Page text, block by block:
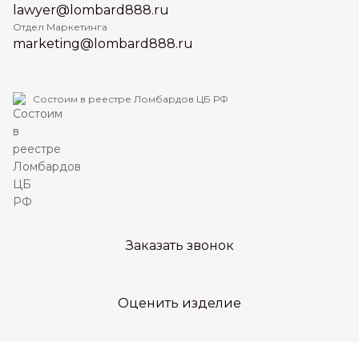
lawyer@lombard888.ru
Отдел Маркетинга
marketing@lombard888.ru
Состоим в реестре Ломбардов ЦБ РФ
Заказать звонок
Оценить изделие